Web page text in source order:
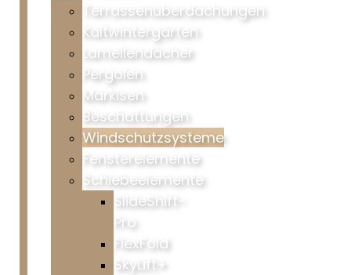
Terrassenüberdachungen
Kaltwintergärten
Lamellendächer
Pergolen
Markisen
Beschattungen
Windschutzsysteme
Fensterelemente
Schiebeelemente
SlideShift-
Pro
FlexFold
SkyLift+